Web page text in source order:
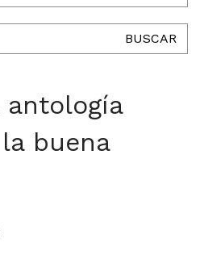
BUSCAR
antología
buena